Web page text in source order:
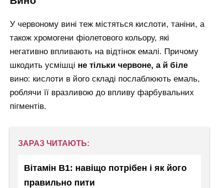
У червоному вині теж містяться кислоти, таніни, а
також хромогени фіолетового кольору, які
негативно впливають на відтінок емалі. Причому
шкодить усмішці не тільки червоне, а й біле
вино: кислоти в його складі послаблюють емаль,
роблячи її вразливою до впливу фарбувальних
пігментів.
ЗАРАЗ ЧИТАЮТЬ:
Вітамін B1: навіщо потрібен і як його
правильно пити